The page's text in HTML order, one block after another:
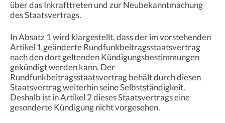
über das Inkrafttreten und zur Neubekanntmachung
des Staatsvertrags.
In Absatz 1 wird klargestellt, dass der im vorstehenden
Artikel 1 geänderte Rundfunkbeitragsstaatsvertrag
nach den dort geltenden Kündigungsbestimmungen
gekündigt werden kann. Der
Rundfunkbeitragsstaatsvertrag behält durch diesen
Staatsvertrag weiterhin seine Selbstständigkeit.
Deshalb ist in Artikel 2 dieses Staatsvertrags eine
gesonderte Kündigung nicht vorgesehen.